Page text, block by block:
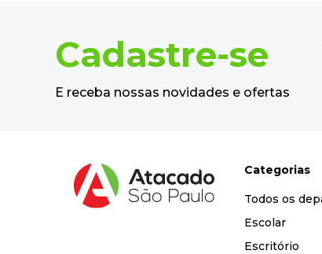
Cadastre-se
E receba nossas novidades e ofertas
Categorias
Todos os
Escolar
Escritório